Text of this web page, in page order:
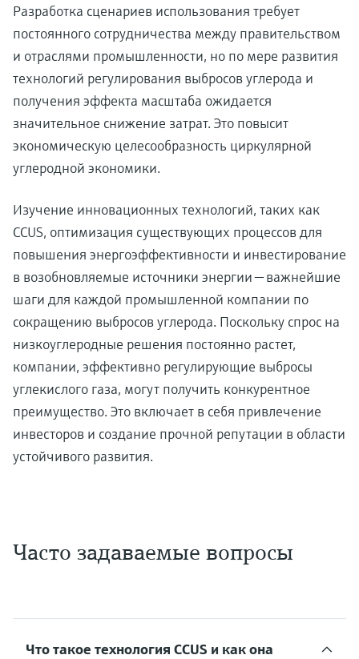
Разработка сценариев использования требует
постоянного сотрудничества между правительством
и отраслями промышленности, но по мере развития
технологий регулирования выбросов углерода и
получения эффекта масштаба ожидается
значительное снижение затрат. Это повысит
экономическую целесообразность циркулярной
углеродной экономики.
Изучение инновационных технологий, таких как
CCUS, оптимизация существующих процессов для
повышения энергоэффективности и инвестирование
в возобновляемые источники энергии — важнейшие
шаги для каждой промышленной компании по
сокращению выбросов углерода. Поскольку спрос на
низкоуглеродные решения постоянно растет,
компании, эффективно регулирующие выбросы
углекислого газа, могут получить конкурентное
преимущество. Это включает в себя привлечение
инвесторов и создание прочной репутации в области
устойчивого развития.
Часто задаваемые вопросы
Что такое технология CCUS и как она